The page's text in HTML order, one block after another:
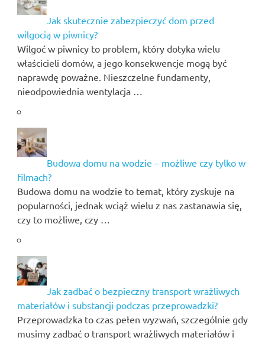
Jak skutecznie zabezpieczyć dom przed
wilgocią w piwnicy?
Wilgoć w piwnicy to problem, który dotyka wielu
właścicieli domów, a jego konsekwencje mogą być
naprawdę poważne. Nieszczelne fundamenty,
nieodpowiednia wentylacja …
Budowa domu na wodzie – możliwe czy tylko w
filmach?
Budowa domu na wodzie to temat, który zyskuje na
popularności, jednak wciąż wielu z nas zastanawia się,
czy to możliwe, czy …
Jak zadbać o bezpieczny transport wrażliwych
materiałów i substancji podczas przeprowadzki?
Przeprowadzka to czas pełen wyzwań, szczególnie gdy
musimy zadbać o transport wrażliwych materiałów i